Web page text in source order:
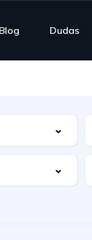
Blog Dudas